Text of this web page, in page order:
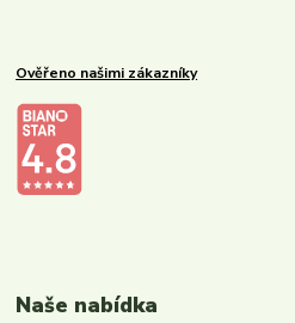
Ověřeno našimi zákazníky
Naše nabídka